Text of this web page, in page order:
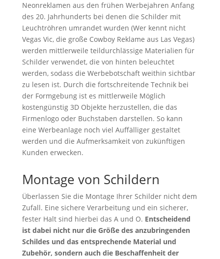
Neonreklamen aus den frühen Werbejahren Anfang
des 20. Jahrhunderts bei denen die Schilder mit
Leuchtröhren umrandet wurden (Wer kennt nicht
Vegas Vic, die große Cowboy Reklame aus Las Vegas)
werden mittlerweile teildurchlässige Materialien für
Schilder verwendet, die von hinten beleuchtet
werden, sodass die Werbebotschaft weithin sichtbar
zu lesen ist. Durch die fortschreitende Technik bei
der Formgebung ist es mittlerweile Möglich
kostengünstig 3D Objekte herzustellen, die das
Firmenlogo oder Buchstaben darstellen. So kann
eine Werbeanlage noch viel Auffälliger gestaltet
werden und die Aufmerksamkeit von zukünftigen
Kunden erwecken.
Montage von Schildern
Überlassen Sie die Montage Ihrer Schilder nicht dem
Zufall. Eine sichere Verarbeitung und ein sicherer,
fester Halt sind hierbei das A und O. Entscheidend
ist dabei nicht nur die Größe des anzubringenden
Schildes und das entsprechende Material und
Zubehör, sondern auch die Beschaffenheit der